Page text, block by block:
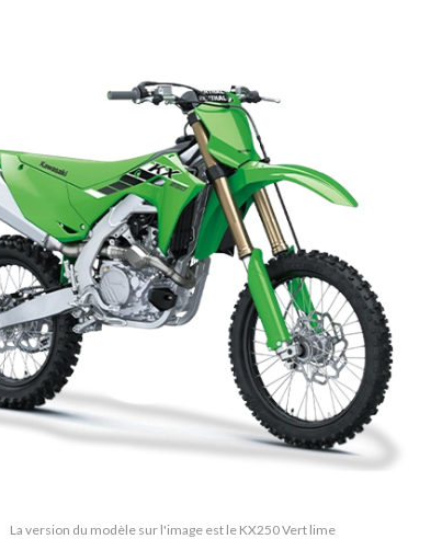
La version du modèle sur l'image est le KX250 Vert lime